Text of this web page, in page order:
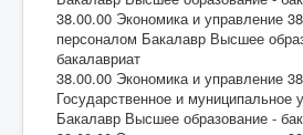
38.00.00 Экономика и управление
персоналом Бакалавр Высшее
бакалавриат
38.00.00 Экономика и управление
Государственное и муниципальное
Бакалавр Высшее образование -